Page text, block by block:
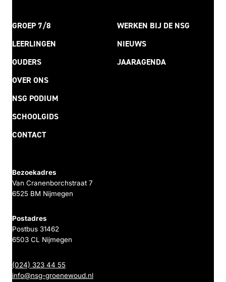
GROEP 7/8
LEERLINGEN
OUDERS
OVER ONS
NSG PODIUM
SCHOOLGIDS
CONTACT
WERKEN BIJ DE NSG
NIEUWS
JAARAGENDA
Bezoekadres
Van Cranenborchstraat 7
6525 BM Nijmegen
Postadres
Postbus 31462
6503 CL Nijmegen
(024) 323 44 55
info@nsg-groenewoud.nl